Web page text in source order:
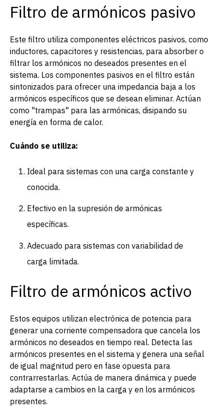
Filtro de armónicos pasivo
Este filtro utiliza componentes eléctricos pasivos, como
inductores, capacitores y resistencias, para absorber o
filtrar los armónicos no deseados presentes en el
sistema. Los componentes pasivos en el filtro están
sintonizados para ofrecer una impedancia baja a los
armónicos específicos que se desean eliminar. Actúan
como "trampas" para las armónicas, disipando su
energía en forma de calor.
Cuándo se utiliza:
Ideal para sistemas con una carga constante y
conocida.
Efectivo en la supresión de armónicas
específicas.
Adecuado para sistemas con variabilidad de
carga limitada.
Filtro de armónicos activo
Estos equipos utilizan electrónica de potencia para
generar una corriente compensadora que cancela los
armónicos no deseados en tiempo real. Detecta las
armónicos presentes en el sistema y genera una señal
de igual magnitud pero en fase opuesta para
contrarrestarlas. Actúa de manera dinámica y puede
adaptarse a cambios en la carga y en los armónicos
presentes.